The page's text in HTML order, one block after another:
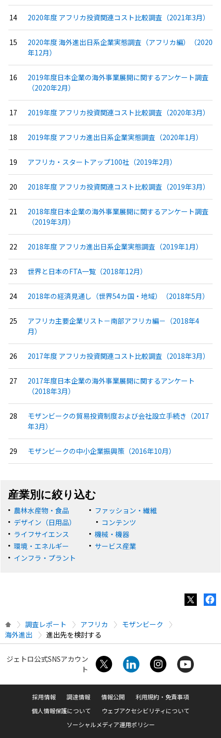
2020年度 アフリカ投資関連コスト比較調査（2021年3月）
2020年度 海外進出日系企業実態調査（アフリカ編）（2020
年12月）
2019年度日本企業の海外事業展開に関するアンケート調査
（2020年2月）
2019年度 アフリカ投資関連コスト比較調査（2020年3月）
2019年度 アフリカ進出日系企業実態調査（2020年1月）
アフリカ・スタートアップ100社（2019年2月）
2018年度 アフリカ投資関連コスト比較調査（2019年3月）
2018年度日本企業の海外事業展開に関するアンケート調査
（2019年3月）
2018年度 アフリカ進出日系企業実態調査（2019年1月）
世界と日本のFTA一覧（2018年12月）
2018年の経済見通し（世界54カ国・地域）（2018年5月）
アフリカ主要企業リスト－南部アフリカ編－（2018年4
月）
2017年度 アフリカ投資関連コスト比較調査（2018年3月）
2017年度日本企業の海外事業展開に関するアンケート
（2018年3月）
モザンビークの貿易投資制度および会社設立手続き（2017
年3月）
モザンビークの中小企業振興策（2016年10月）
産業別に絞り込む
農林水産物・食品
ファッション・繊維
デザイン（日用品）
コンテンツ
ライフサイエンス
機械・機器
環境・エネルギー
サービス産業
インフラ・プラント
調査レポート アフリカ
モザンビーク
海外進出
進出先を検討する
ジェトロ公式SNSアカウン
ト
採用情報 調達情報 情報公開
利用規約・免責事項
個人情報保護について
ウェブアクセシビリティについて
ソーシャルメディア運用ポリシー